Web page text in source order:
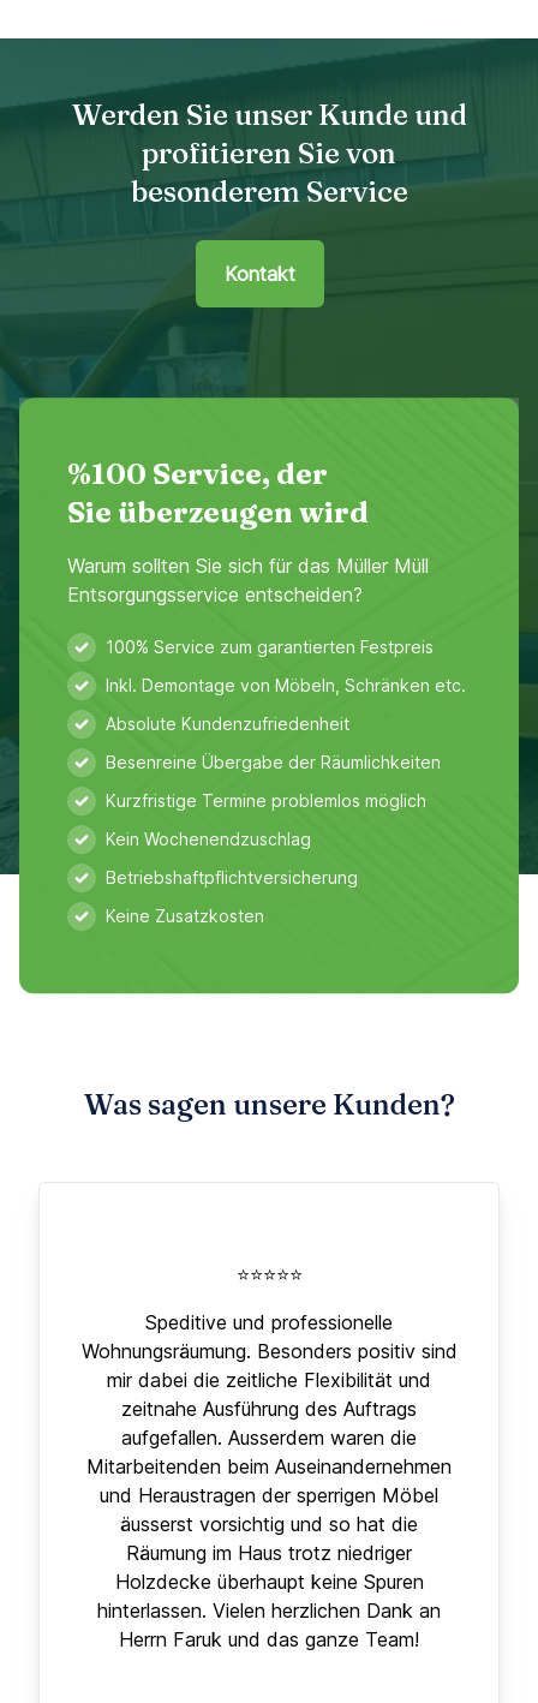
Werden Sie unser Kunde und
profitieren Sie von
besonderem Service
Kontakt
%100 Service, der
Sie überzeugen wird
Warum sollten Sie sich für das Müller Müll
Entsorgungsservice entscheiden?
100% Service zum garantierten Festpreis
Inkl. Demontage von Möbeln, Schränken etc.
Absolute Kundenzufriedenheit
Besenreine Übergabe der Räumlichkeiten
Kurzfristige Termine problemlos möglich
Kein Wochenendzuschlag
Betriebshaftpflichtversicherung
Keine Zusatzkosten
Was sagen unsere Kunden?
⭐⭐⭐⭐⭐
Speditive und professionelle
Wohnungsräumung. Besonders positiv sind
mir dabei die zeitliche Flexibilität und
zeitnahe Ausführung des Auftrags
aufgefallen. Ausserdem waren die
Mitarbeitenden beim Auseinandernehmen
und Heraustragen der sperrigen Möbel
äusserst vorsichtig und so hat die
Räumung im Haus trotz niedriger
Holzdecke überhaupt keine Spuren
hinterlassen. Vielen herzlichen Dank an
Herrn Faruk und das ganze Team!